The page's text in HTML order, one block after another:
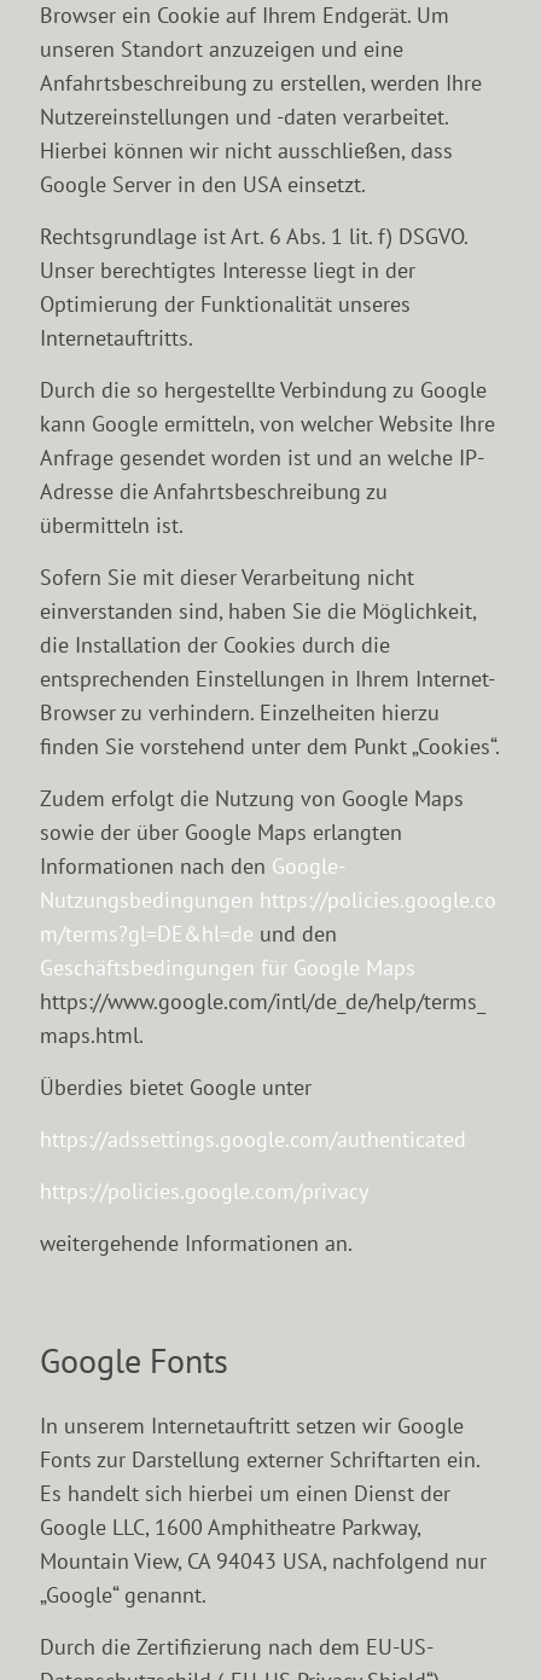
Browser ein Cookie auf Ihrem Endgerät. Um
unseren Standort anzuzeigen und eine
Anfahrtsbeschreibung zu erstellen, werden Ihre
Nutzereinstellungen und -daten verarbeitet.
Hierbei können wir nicht ausschließen, dass
Google Server in den USA einsetzt.
Rechtsgrundlage ist Art. 6 Abs. 1 lit. f) DSGVO.
Unser berechtigtes Interesse liegt in der
Optimierung der Funktionalität unseres
Internetauftritts.
Durch die so hergestellte Verbindung zu Google
kann Google ermitteln, von welcher Website Ihre
Anfrage gesendet worden ist und an welche IP-
Adresse die Anfahrtsbeschreibung zu
übermitteln ist.
Sofern Sie mit dieser Verarbeitung nicht
einverstanden sind, haben Sie die Möglichkeit,
die Installation der Cookies durch die
entsprechenden Einstellungen in Ihrem Internet-
Browser zu verhindern. Einzelheiten hierzu
finden Sie vorstehend unter dem Punkt „Cookies“.
Zudem erfolgt die Nutzung von Google Maps
sowie der über Google Maps erlangten
Informationen nach den Google-
Nutzungsbedingungen https://policies.google.co
m/terms?gl=DE&hl=de und den
Geschäftsbedingungen für Google Maps
https://www.google.com/intl/de_de/help/terms_
maps.html.
Überdies bietet Google unter
https://adssettings.google.com/authenticated
https://policies.google.com/privacy
weitergehende Informationen an.
Google Fonts
In unserem Internetauftritt setzen wir Google
Fonts zur Darstellung externer Schriftarten ein.
Es handelt sich hierbei um einen Dienst der
Google LLC, 1600 Amphitheatre Parkway,
Mountain View, CA 94043 USA, nachfolgend nur
„Google“ genannt.
Durch die Zertifizierung nach dem EU-US-